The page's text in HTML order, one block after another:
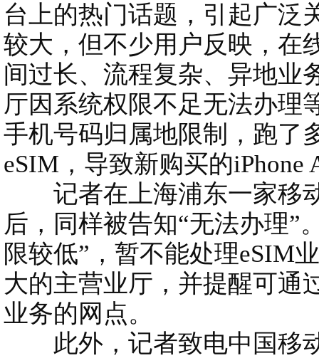
台上的热门话题，引起广泛
较大，但不少用户反映，在
间过长、流程复杂、异地业
厅因系统权限不足无法办理
手机号码归属地限制，跑了
eSIM，导致新购买的iPhone
记者在上海浦东一家移
后，同样被告知“无法办理”
限较低”，暂不能处理eSIM
大的主营业厅，并提醒可通
业务的网点。
此外，记者致电中国移